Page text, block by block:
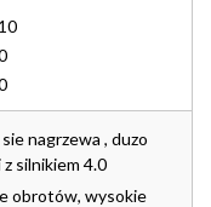
nagrzewa , duzo
silnikiem 4.0
obrotów, wysokie